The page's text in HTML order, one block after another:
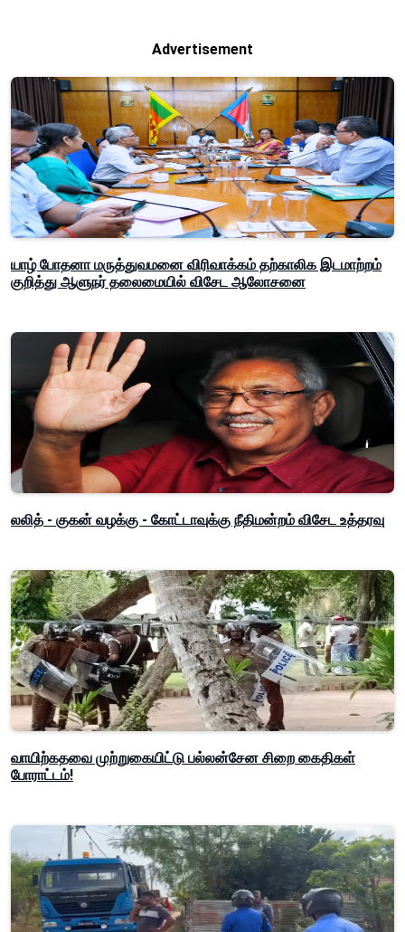
Advertisement
யாழ் போதனா மருத்துவமனை விரிவாக்கம் தற்காலிக இடமாற்றம்
குறித்து ஆளுநர் தலைமையில் விசேட ஆலோசனை
லலித் - குகன் வழக்கு - கோட்டாவுக்கு நீதிமன்றம் விசேட உத்தரவு
வாயிற்கதவை முற்றுகையிட்டு பல்லன்சேன சிறை கைதிகள்
போராட்டம்!